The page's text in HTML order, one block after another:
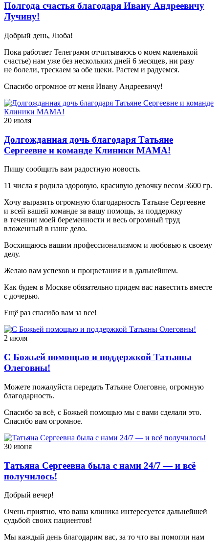
Полгода счастья благодаря Ивану Андреевичу
Лучину!
Добрый день, Люба!
Пока работает Телеграмм отчитываюсь о моем маленькой
счастье) нам уже без нескольких дней 6 месяцев, ни разу
не болели, трескаем за обе щеки. Растем и радуемся.
Спасибо огромное от меня Ивану Андреевичу!
20 июля
Долгожданная дочь благодаря Татьяне
Сергеевне и команде Клиники МАМА!
Пишу сообщить вам радостную новость.
11 числа я родила здоровую, красивую девочку весом 3600 гр.
Хочу выразить огромную благодарность Татьяне Сергеевне
и всей вашей команде за вашу помощь, за поддержку
в течении моей беременности и весь огромный труд
вложенный в наше дело.
Восхищаюсь вашим профессионализмом и любовью к своему
делу.
Желаю вам успехов и процветания и в дальнейшем.
Как будем в Москве обязательно придем вас навестить вместе
с дочерью.
Ещё раз спасибо вам за все!
2 июля
С Божьей помощью и поддержкой Татьяны
Олеговны!
Можете пожалуйста передать Татьяне Олеговне, огромную
благодарность.
Спасибо за всё, с Божьей помощью мы с вами сделали это.
Спасибо вам огромное.
30 июня
Татьяна Сергеевна была с нами 24/7 — и всё
получилось!
Добрый вечер!
Очень приятно, что ваша клиника интересуется дальнейшей
судьбой своих пациентов!
Мы каждый день благодарим вас, за то что вы помогли нам